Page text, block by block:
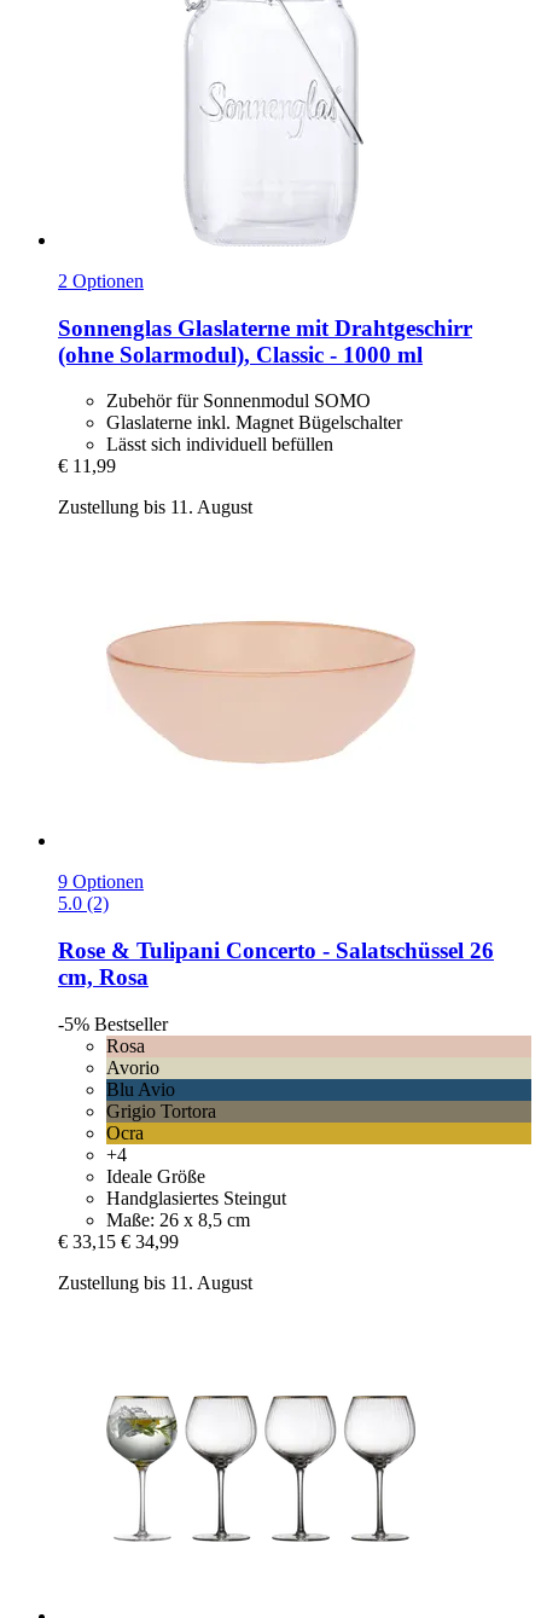
2 Optionen
Sonnenglas Glaslaterne mit Drahtgeschirr
(ohne Solarmodul), Classic -​ 1000 ml
Zubehör für Sonnenmodul SOMO
Glaslaterne inkl. Magnet Bügelschalter
Lässt sich individuell befüllen
€ 11,99
Zustellung bis 11. August
9 Optionen
5.0 (2)
Rose & Tulipani Concerto -​ Salatschüssel 26
cm, Rosa
-5% Bestseller
Rosa
Avorio
Blu Avio
Grigio Tortora
Ocra
+4
Ideale Größe
Handglasiertes Steingut
Maße: 26 x 8,5 cm
€ 33,15 € 34,99
Zustellung bis 11. August